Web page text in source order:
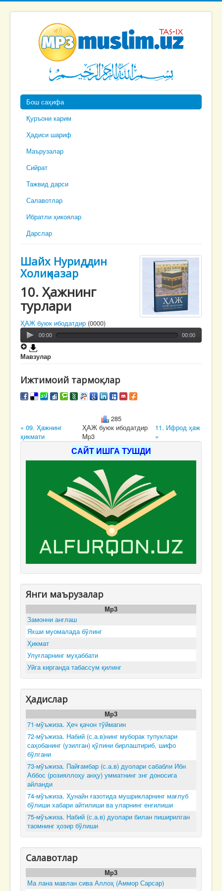
Бош саҳифа
Қуръони карим
Ҳадиси шариф
Маърузалар
Сийрат
Тажвид дарси
Салавотлар
Ибратли ҳикоялар
Дарслар
Шайх Нуриддин
Холиқназар
10. Ҳaжнинг
турлaри
ҲАЖ буюк ибодатдир (0000)
00:00 00:00
Мавзулар
Ижтимоий тармоқлар
285
« 09. Ҳaжнинг
ҳикмaти
ҲАЖ буюк ибодатдир
Mp3
11. Ифрод ҳaж
»
САЙТ ИШГА ТУШДИ
Янги маърузалар
Mp3
Замонни англаш
Яхши муомалада бўлинг
Ҳикмат
Улуғларнинг муҳаббати
Уйга кирганда табассум қилинг
Ҳадислар
Mp3
71-мўъжиза. Ҳеч қачон тўймагин
72-мўъжиза. Набий (с.а.в)нинг муборак тупуклари
саҳобанинг (узилган) қўлини бирлаштириб, шифо
бўлгани
73-мўъжиза. Пайғамбар (с.а.в) дуолари сабабли Ибн
Аббос (розияллоҳу анҳу) умматнинг энг доносига
айланди
74-мўъжиза. Ҳунайн ғазотида мушрикларнинг мағлуб
бўлиши хабари айтилиши ва уларнинг енгилиши
75-мўъжиза. Набий (с.а.в) дуолари билан пиширилган
таомнинг ҳозир бўлиши
Салавотлар
Mp3
Ма лана мавлан сива Аллоҳ (Аммор Сарсар)